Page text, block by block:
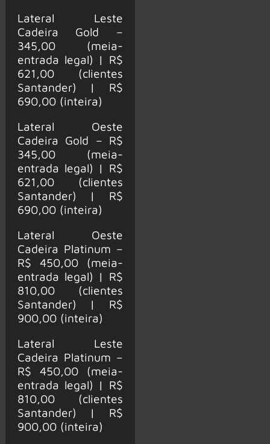
Lateral Leste
Cadeira Gold –
345,00 (meia-
entrada legal) | R$
621,00 (clientes
Santander) | R$
690,00 (inteira)
Lateral Oeste
Cadeira Gold – R$
345,00 (meia-
entrada legal) | R$
621,00 (clientes
Santander) | R$
690,00 (inteira)
Lateral Oeste
Cadeira Platinum –
R$ 450,00 (meia-
entrada legal) | R$
810,00 (clientes
Santander) | R$
900,00 (inteira)
Lateral Leste
Cadeira Platinum –
R$ 450,00 (meia-
entrada legal) | R$
810,00 (clientes
Santander) | R$
900,00 (inteira)